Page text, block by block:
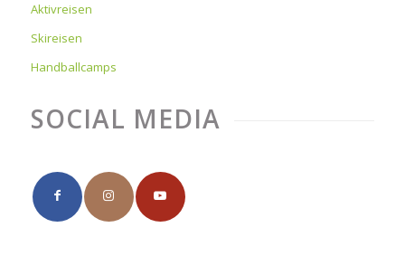
Aktivreisen
Skireisen
Handballcamps
SOCIAL MEDIA